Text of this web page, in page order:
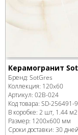
Керамогранит
Бренд: SotGres
Коллекция: 120x60
Артикул: 02B-024
Код товара: SD-256491-
В коробке: 2 шт, 1.44 м2
Размер: 1200x600 мм
Сроки доставки: 30 дней